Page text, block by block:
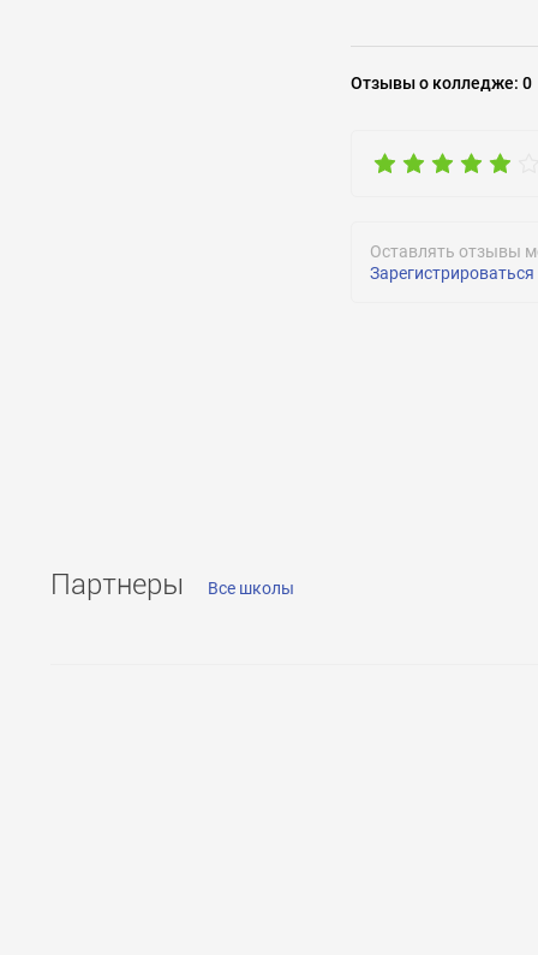
Отзывыо колледже: 0
Оставлять отзывы
Зарегистрироваться
Партнеры Все школы
Задать